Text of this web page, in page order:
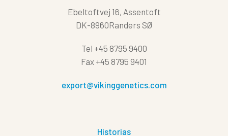
Ebeltoftvej 16, Assentoft
DK-8960Randers SØ
Tel +45 8795 9400
Fax +45 8795 9401
export@vikinggenetics.com
Historias